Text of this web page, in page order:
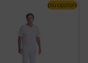
più opzioni